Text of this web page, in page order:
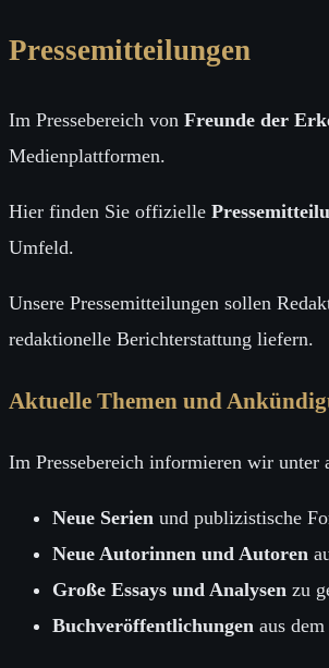
Pressemitteilungen
Im Pressebereich von Freunde der
Medienplattformen.
Hier finden Sie offizielle
Umfeld.
Unsere Pressemitteilungen sollen
redaktionelle Berichterstattung liefern.
Aktuelle Themen und
Im Pressebereich informieren wir unter
Neue Serien und publizistische
Neue Autorinnen und Autoren
Große Essays und Analysen zu
Buchveröffentlichungen aus